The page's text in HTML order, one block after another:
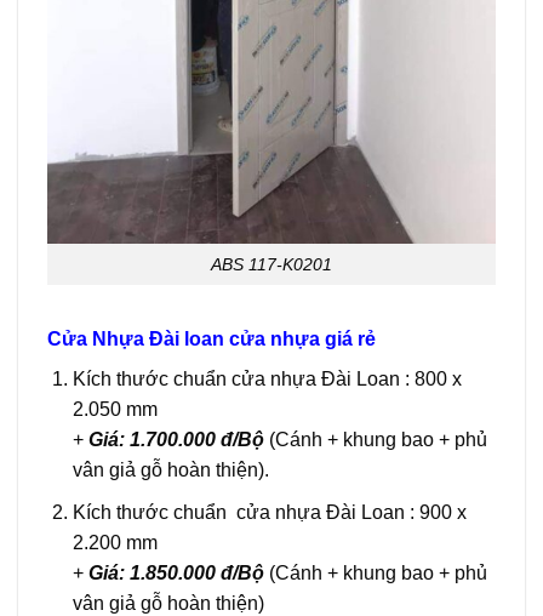
ABS 117-K0201
Cửa Nhựa Đài loan cửa nhựa giá rẻ
Kích thước chuẩn cửa nhựa Đài Loan : 800 x
2.050 mm
+ Giá: 1.700.000 đ/Bộ(Cánh + khung bao + phủ
vân giả gỗ hoàn thiện).
Kích thước chuẩn cửa nhựa Đài Loan : 900 x
2.200 mm
+Giá: 1.850.000 đ/Bộ(Cánh + khung bao + phủ
vân giả gỗ hoàn thiện)